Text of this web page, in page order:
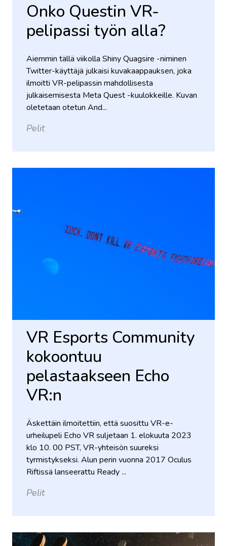
Onko Questin VR-
pelipassi työn alla?
Aiemmin tällä viikolla Shiny Quagsire -niminen
Twitter-käyttäjä julkaisi kuvakaappauksen, joka
ilmoitti VR-pelipassin mahdollisesta
julkaisemisesta Meta Quest -kuulokkeille. Kuvan
oletetaan otetun And...
Pelit
VR Esports Community
kokoontuu
pelastaakseen Echo
VR:n
Äskettäin ilmoitettiin, että suosittu VR-e-
urheilupeli Echo VR suljetaan 1. elokuuta 2023
klo 10. 00 PST, VR-yhteisön suureksi
tyrmistykseksi. Alun perin vuonna 2017 Oculus
Riftissä lanseerattu Ready ...
Pelit